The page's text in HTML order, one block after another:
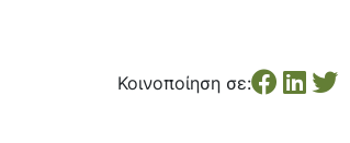
Κοινοποίηση σε: